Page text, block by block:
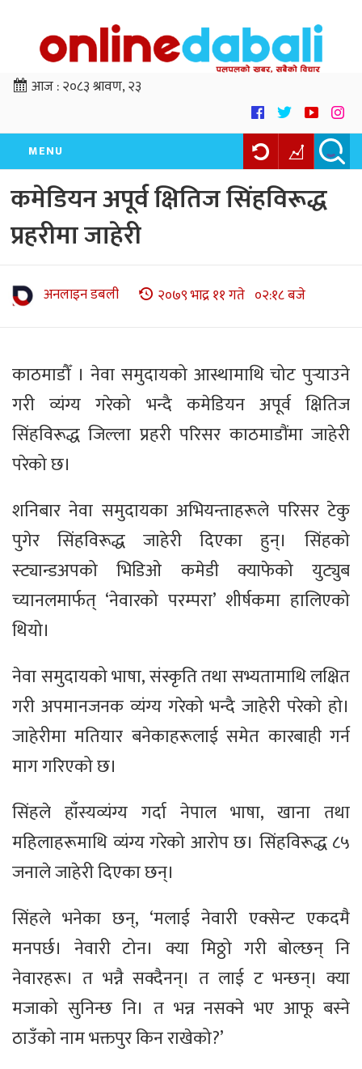
आज :२०८३ श्रावण, २३
MENU
कमेडियन अपूर्व क्षितिज सिंहविरूद्ध
प्रहरीमा जाहेरी
अनलाइन डबली २०७९ भाद्र ११ गते ०२:१८ बजे
काठमाडौँ । नेवा समुदायको आस्थामाथि चोट पुर्‍याउने
गरी व्यंग्य गरेको भन्दै कमेडियन अपूर्व क्षितिज
सिंहविरूद्ध जिल्ला प्रहरी परिसर काठमाडौंमा जाहेरी
परेको छ।
शनिबार नेवा समुदायका अभियन्ताहरूले परिसर टेकु
पुगेर सिंहविरूद्ध जाहेरी दिएका हुन्। सिंहको
स्ट्यान्डअपको भिडिओ कमेडी क्याफेको युट्युब
च्यानलमार्फत् ‘नेवारको परम्परा’ शीर्षकमा हालिएको
थियो।
नेवा समुदायको भाषा, संस्कृति तथा सभ्यतामाथि लक्षित
गरी अपमानजनक व्यंग्य गरेको भन्दै जाहेरी परेको हो।
जाहेरीमा मतियार बनेकाहरूलाई समेत कारबाही गर्न
माग गरिएको छ।
सिंहले हाँस्यव्यंग्य गर्दा नेपाल भाषा, खाना तथा
महिलाहरूमाथि व्यंग्य गरेको आरोप छ। सिंहविरूद्ध ८५
जनाले जाहेरी दिएका छन्।
सिंहले भनेका छन्, ‘मलाई नेवारी एक्सेन्ट एकदमै
मनपर्छ। नेवारी टोन। क्या मिठ्ठो गरी बोल्छन् नि
नेवारहरू। त भन्नै सक्दैनन्। त लाई ट भन्छन्। क्या
मजाको सुनिन्छ नि। त भन्न नसक्ने भए आफू बस्ने
ठाउँको नाम भक्तपुर किन राखेको?’